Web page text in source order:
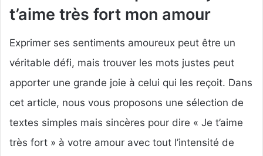
t’aime très fort mon amour
Exprimer ses sentiments amoureux peut être un
véritable défi, mais trouver les mots justes peut
apporter une grande joie à celui qui les reçoit. Dans
cet article, nous vous proposons une sélection de
textes simples mais sincères pour dire « Je t’aime
très fort » à votre amour avec tout l’intensité de